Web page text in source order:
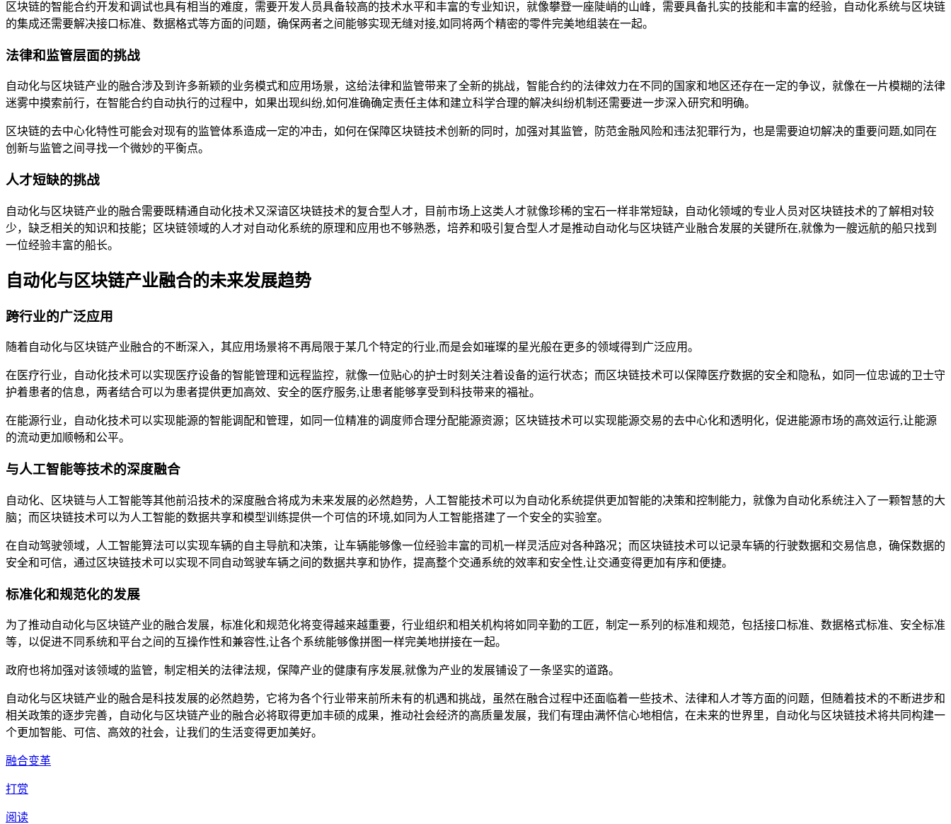
区块链的智能合约开发和调试也具有相当的难度，需要开发人员具备较高的技术水平和丰富的专业知识，就像攀登一座陡峭的山峰，需要具备扎实的技能和丰富的经验，自动化系统与区块链
的集成还需要解决接口标准、数据格式等方面的问题，确保两者之间能够实现无缝对接,如同将两个精密的零件完美地组装在一起。
法律和监管层面的挑战
自动化与区块链产业的融合涉及到许多新颖的业务模式和应用场景，这给法律和监管带来了全新的挑战，智能合约的法律效力在不同的国家和地区还存在一定的争议，就像在一片模糊的法律
迷雾中摸索前行，在智能合约自动执行的过程中，如果出现纠纷,如何准确确定责任主体和建立科学合理的解决纠纷机制还需要进一步深入研究和明确。
区块链的去中心化特性可能会对现有的监管体系造成一定的冲击，如何在保障区块链技术创新的同时，加强对其监管，防范金融风险和违法犯罪行为，也是需要迫切解决的重要问题,如同在
创新与监管之间寻找一个微妙的平衡点。
人才短缺的挑战
自动化与区块链产业的融合需要既精通自动化技术又深谙区块链技术的复合型人才，目前市场上这类人才就像珍稀的宝石一样非常短缺，自动化领域的专业人员对区块链技术的了解相对较
少，缺乏相关的知识和技能；区块链领域的人才对自动化系统的原理和应用也不够熟悉，培养和吸引复合型人才是推动自动化与区块链产业融合发展的关键所在,就像为一艘远航的船只找到
一位经验丰富的船长。
自动化与区块链产业融合的未来发展趋势
跨行业的广泛应用
随着自动化与区块链产业融合的不断深入，其应用场景将不再局限于某几个特定的行业,而是会如璀璨的星光般在更多的领域得到广泛应用。
在医疗行业，自动化技术可以实现医疗设备的智能管理和远程监控，就像一位贴心的护士时刻关注着设备的运行状态；而区块链技术可以保障医疗数据的安全和隐私，如同一位忠诚的卫士守
护着患者的信息，两者结合可以为患者提供更加高效、安全的医疗服务,让患者能够享受到科技带来的福祉。
在能源行业，自动化技术可以实现能源的智能调配和管理，如同一位精准的调度师合理分配能源资源；区块链技术可以实现能源交易的去中心化和透明化，促进能源市场的高效运行,让能源
的流动更加顺畅和公平。
与人工智能等技术的深度融合
自动化、区块链与人工智能等其他前沿技术的深度融合将成为未来发展的必然趋势，人工智能技术可以为自动化系统提供更加智能的决策和控制能力，就像为自动化系统注入了一颗智慧的大
脑；而区块链技术可以为人工智能的数据共享和模型训练提供一个可信的环境,如同为人工智能搭建了一个安全的实验室。
在自动驾驶领域，人工智能算法可以实现车辆的自主导航和决策，让车辆能够像一位经验丰富的司机一样灵活应对各种路况；而区块链技术可以记录车辆的行驶数据和交易信息，确保数据的
安全和可信，通过区块链技术可以实现不同自动驾驶车辆之间的数据共享和协作，提高整个交通系统的效率和安全性,让交通变得更加有序和便捷。
标准化和规范化的发展
为了推动自动化与区块链产业的融合发展，标准化和规范化将变得越来越重要，行业组织和相关机构将如同辛勤的工匠，制定一系列的标准和规范，包括接口标准、数据格式标准、安全标准
等，以促进不同系统和平台之间的互操作性和兼容性,让各个系统能够像拼图一样完美地拼接在一起。
政府也将加强对该领域的监管，制定相关的法律法规，保障产业的健康有序发展,就像为产业的发展铺设了一条坚实的道路。
自动化与区块链产业的融合是科技发展的必然趋势，它将为各个行业带来前所未有的机遇和挑战，虽然在融合过程中还面临着一些技术、法律和人才等方面的问题，但随着技术的不断进步和
相关政策的逐步完善，自动化与区块链产业的融合必将取得更加丰硕的成果，推动社会经济的高质量发展，我们有理由满怀信心地相信，在未来的世界里，自动化与区块链技术将共同构建一
个更加智能、可信、高效的社会，让我们的生活变得更加美好。
融合变革
打赏
阅读